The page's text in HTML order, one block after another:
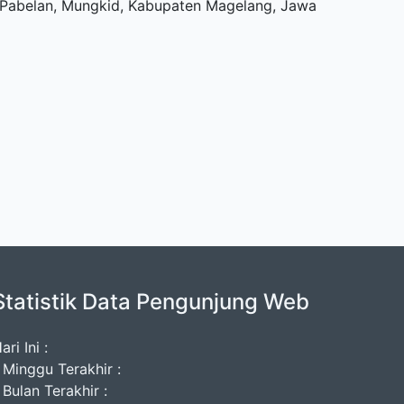
Mungkid, Kabupaten Magelang, Jawa
Data Pengunjung Web
Ini :
Minggu Terakhir :
Bulan Terakhir :